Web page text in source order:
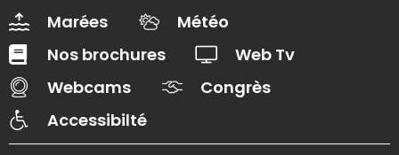
Marées
Météo
Nos brochures
Web Tv
Webcams
Congrès
Accessibilté